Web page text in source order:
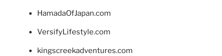
HamadaOfJapan.com
VersifyLifestyle.com
kingscreekadventures.com